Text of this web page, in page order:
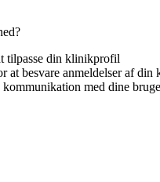
tilpasse din klinikprofil
at besvare anmeldelser af din
med dine